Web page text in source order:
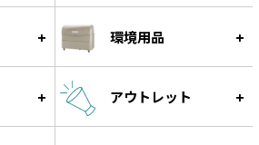
環境用品
アウトレット